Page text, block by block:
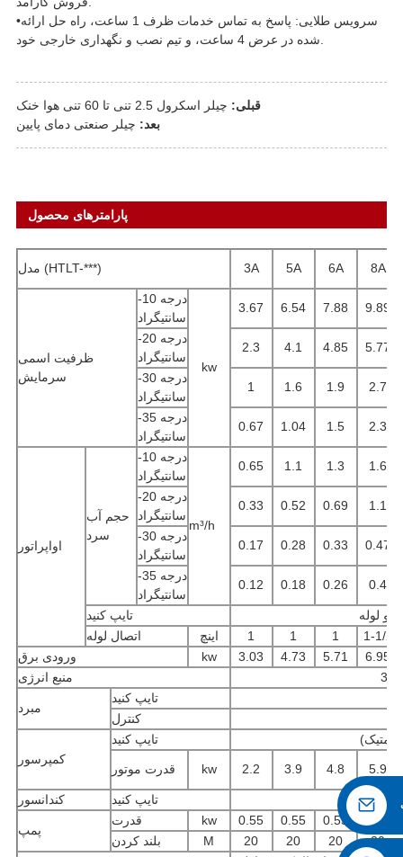
•سرویس طلایی: پاسخ به تماس خدمات ظرف 1 ساعت، راه حل ارائه
شده در عرض 4 ساعت، و تیم نصب و نگهداری خارجی خود.
قبلی: چیلر اسکرول 2.5 تنی تا 60 تنی هوا خنک
بعد: چیلر صنعتی دمای پایین
پارامترهای محصول
مدل (HTLT-***) 3A 5A 6A 8A
ظرفیت اسمی
سرمایش
-10 درجه
سانتیگراد
kw
3.67 6.54 7.88 9.89
-20 درجه
سانتیگراد
2.3 4.1 4.85 5.77
-30 درجه
سانتیگراد
1 1.6 1.9 2.7
-35 درجه
سانتیگراد
0.67 1.04 1.5 2.3
اواپراتور
حجم آب
سرد
-10 درجه
سانتیگراد
m³/h
0.65 1.1 1.3 1.6
-20 درجه
سانتیگراد
0.33 0.52 0.69 1.1
-30 درجه
سانتیگراد
0.17 0.28 0.33 0.47
-35 درجه
سانتیگراد
0.12 0.18 0.26 0.4
تایپ کنید
اتصال لوله
اینچ 1 1 1
1-1/2
ورودی برق
kw 3.03 4.73 5.71
6.95
منبع انرژی
مبرد
تایپ کنید
کنترل
کمپرسور
تایپ کنید
قدرت موتور kw 2.2 3.9 4.8 5.9
کندانسور تایپ کنید خنک
پمپ
قدرت kw 0.55 0.55 0.55
0.55
بلند کردن
M 20 20 20
20